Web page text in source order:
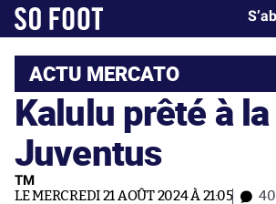
ACTU MERCATO
Kalulu prêté à la
Juventus
TM
LE MERCREDI 21 AOÛT 2024 À 21:05 40